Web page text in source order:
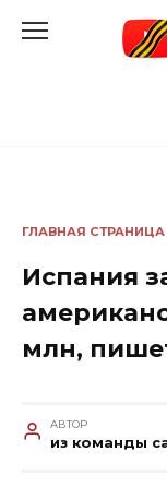
ГЛАВНАЯ СТРАНИЦА
Испания
млн,
АВТОР
из команды